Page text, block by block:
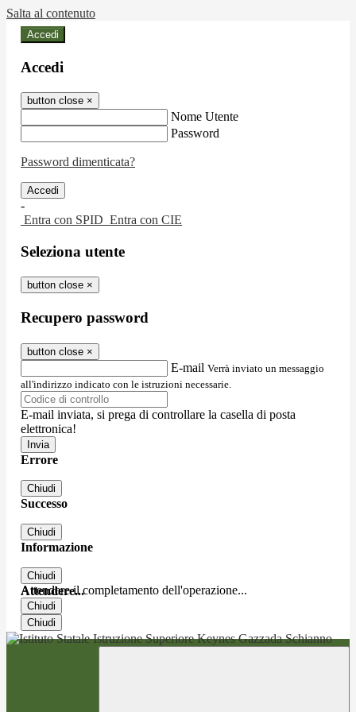
Salta al contenuto
Accedi
Accedi
button close ×
Nome Utente
Password
Password dimenticata?
-
Entra con SPID Entra con CIE
Seleziona utente
button close ×
Recupero password
button close ×
E-mail Verrà inviato un messaggio
all'indirizzo indicato con le istruzioni necessarie.
E-mail inviata, si prega di controllare la casella di posta
elettronica!
Errore
Chiudi
Successo
Chiudi
Informazione
Chiudi
Attendere...
Attendere il completamento dell'operazione...
Chiudi
Chiudi